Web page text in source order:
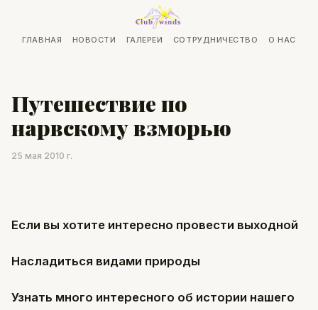
ГЛАВНАЯ НОВОСТИ ГАЛЕРЕИ СОТРУДНИЧЕСТВО О НАС
Путешествие по
нарвскому взморью
25 мая 2010 г.
Если вы хотите интересно провести выходной
Насладиться видами природы
Узнать много интересного об истории нашего